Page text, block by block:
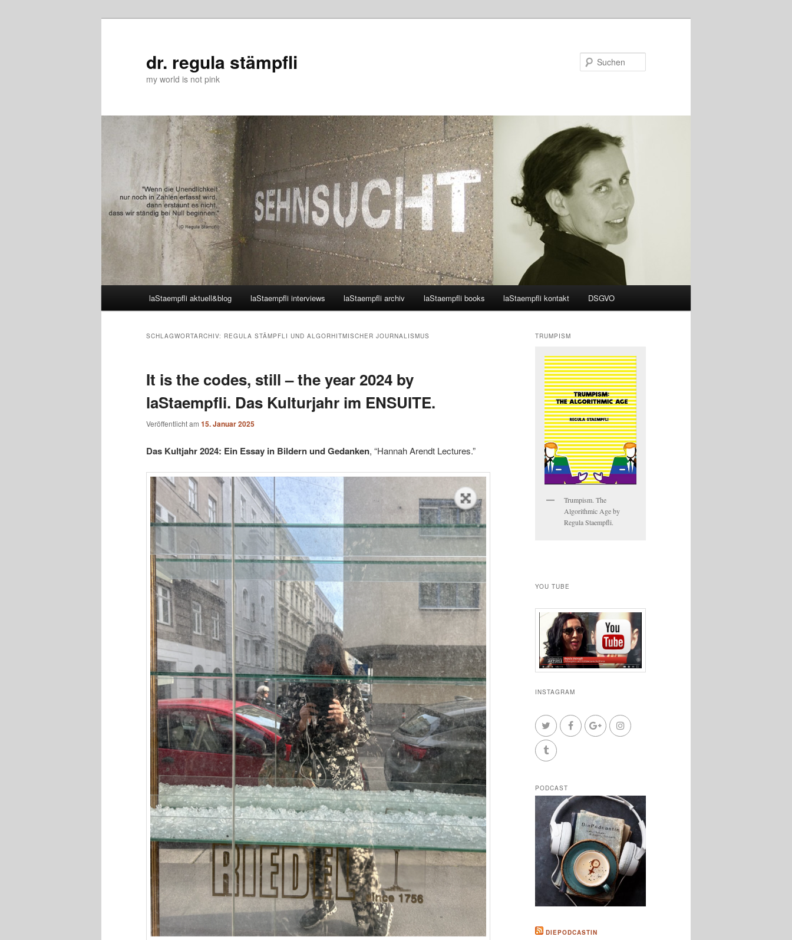
dr. regula stämpfli
my world is not pink
laStaempfli aktuell&blog laStaempfli interviews laStaempfli archiv laStaempfli books laStaempfli kontakt DSGVO
SCHLAGWORTARCHIV: REGULA STÄMPFLI UND ALGORHITMISCHER JOURNALISMUS
It is the codes, still – the year 2024 by
laStaempfli. Das Kulturjahr im ENSUITE.
Veröffentlicht am 15. Januar 2025
Das Kultjahr 2024: Ein Essay in Bildern und Gedanken, “Hannah Arendt Lectures.”
TRUMPISM
Trumpism. The
Algorithmic Age by
Regula Staempfli.
YOU TUBE
INSTAGRAM
PODCAST
DIEPODCASTIN